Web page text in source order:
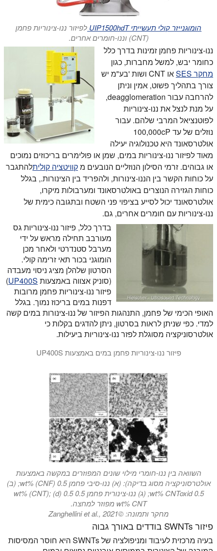
הומוגנייזר קולי תעשייתי UIP1500hdT
לפיזור ננו-צינוריות פחמן
(CNT) וננו-חומרים אחרים.
ננו-צינוריות פחמן זמינות בדרך כלל
כחומר יבש, למשל מחברות, כגון
מחקר SES
או CNT ושות 'בע"מ יש
צורך בתהליך פשוט, אמין וניתן
להרחבה עבור deagglomeration,
על מנת לנצל את ננו-צינוריות
לפוטנציאל המרבי שלהם. עבור
נוזלים של עד 100,000cP
אולטרסאונד היא טכנולוגיה יעילה
מאוד לפיזור ננו-צינוריות במים, שמן או פולימרים בריכוזים נמוכים
או גבוהים. זרמי הסילון הנוזליים הנובעים מקוויטציה קוליתלהתגבר
על כוחות הקשר בין הננו-צינורות, ולהפריד בין הצינורות., בגלל
כוחות הגזירה הנוצרים באולטרסאונד ומערבולות מיקרו,
אולטרסאונד יכול לסייע בציפוי פני השטח ובתגובה כימית של
ננו-צינוריות עם חומרים אחרים, גם.
בדרך כלל, פיזור ננו-צינוריות גס
מעורבב תחילה מראש על ידי
מערבל סטנדרטי ולאחר מכן
הומוגני בכור תאי זרימה קולי.
הסרטון שלהלן מציג ניסוי מעבדה
(סוניק אצווה באמצעות UP400S
)
פיזור ננו-צינוריות פחמן מרובות
דפנות במים בריכוז נמוך. בגלל
האופי הכימי של פחמן, התנהגות הפיזור של ננו-צינורות במים קשה
למדי. כפי שניתן לראות בסרטון, ניתן להדגים בקלות כי
אולטרסוניקציה מסוגלת לפזר ננו-צינוריות ביעילות.
פיזור ננו-צינוריות פחמן במים באמצעות UP400S
השוואה בין ננו-חומרי מילוי שונים המפוזרים במקשה באמצעות
אולטרסוניקציה מסוג בדיקה): (א) ננו-סיבי פחמן 0.5 wt% (CNF); (ב)
0.5 wt% CNToxid; (ג) ננו-צינורית פחמן 0.5 wt% (CNT); (d) 0.5
wt% CNT מפוזר למחצה.
מחקר ותמונה: ©Zanghellini et al., 2021
פיזור SWNTs בודדים באורך גבוה
בעיה מרכזית לעיבוד ומניפולציה של SWNTs היא חוסר המסיסות